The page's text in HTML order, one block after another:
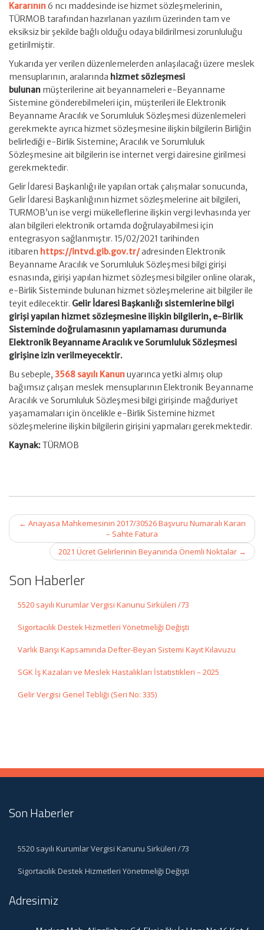
Kararının6 ncı maddesinde ise hizmet sözleşmelerinin,
TÜRMOB tarafından hazırlanan yazılım üzerinden tam ve
eksiksiz bir şekilde bağlı olduğu odaya bildirilmesi zorunluluğu
getirilmiştir.
Yukarıda yer verilen düzenlemelerden anlaşılacağı üzere meslek
mensuplarının, aralarında hizmet sözleşmesi
bulunan müşterilerine ait beyannameleri e-Beyanname
Sistemine gönderebilmeleri için, müşterileri ile Elektronik
Beyanname Aracılık ve Sorumluluk Sözleşmesi düzenlemeleri
gerekmekte ayrıca hizmet sözleşmesine ilişkin bilgilerin Birliğin
belirlediği e-Birlik Sistemine; Aracılık ve Sorumluluk
Sözleşmesine ait bilgilerin ise internet vergi dairesine girilmesi
gerekmektedir.
Gelir İdaresi Başkanlığı ile yapılan ortak çalışmalar sonucunda,
Gelir İdaresi Başkanlığının hizmet sözleşmelerine ait bilgileri,
TURMOB’un ise vergi mükelleflerine ilişkin vergi levhasında yer
alan bilgileri elektronik ortamda doğrulayabilmesi için
entegrasyon sağlanmıştır. 15/02/2021 tarihinden
itibaren https://intvd.gib.gov.tr/adresinden Elektronik
Beyanname Aracılık ve Sorumluluk Sözleşmesi bilgi girişi
esnasında, girişi yapılan hizmet sözleşmesi bilgiler online olarak,
e-Birlik Sisteminde bulunan hizmet sözleşmelerine ait bilgiler ile
teyit edilecektir. Gelir İdaresi Başkanlığı sistemlerine bilgi
girişi yapılan hizmet sözleşmesine ilişkin bilgilerin, e-Birlik
Sisteminde doğrulamasının yapılamaması durumunda
Elektronik Beyanname Aracılık ve Sorumluluk Sözleşmesi
girişine izin verilmeyecektir.
Bu sebeple, 3568 sayılı Kanunuyarınca yetki almış olup
bağımsız çalışan meslek mensuplarının Elektronik Beyanname
Aracılık ve Sorumluluk Sözleşmesi bilgi girişinde mağduriyet
yaşamamaları için öncelikle e-Birlik Sistemine hizmet
sözleşmelerine ilişkin bilgilerin girişini yapmaları gerekmektedir.
Kaynak:TÜRMOB
Post
navigation
← Anayasa Mahkemesinin 2017/30526 Başvuru Numaralı Kararı
– Sahte Fatura
2021 Ücret Gelirlerinin Beyanında Önemli Noktalar →
Son Haberler
5520 sayılı Kurumlar Vergisi Kanunu Sirküleri /73
Sigortacılık Destek Hizmetleri Yönetmeliği Değişti
Varlık Barışı Kapsamında Defter-Beyan Sistemi Kayıt Kılavuzu
SGK İş Kazaları ve Meslek Hastalıkları İstatistikleri – 2025
Gelir Vergisi Genel Tebliği (Seri No: 335)
Son Haberler
5520 sayılı Kurumlar Vergisi Kanunu Sirküleri /73
Sigortacılık Destek Hizmetleri Yönetmeliği Değişti
Adresimiz